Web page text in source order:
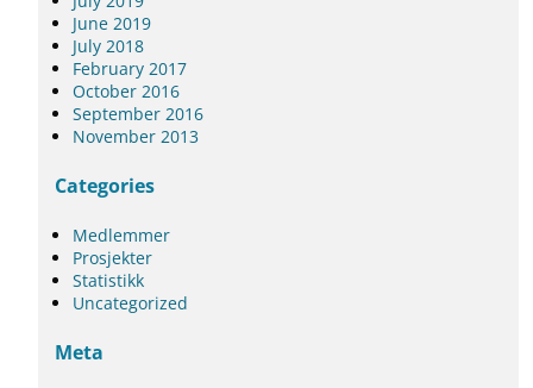
June 2019
July 2018
February 2017
October 2016
September 2016
November 2013
Categories
Medlemmer
Prosjekter
Statistikk
Uncategorized
Meta